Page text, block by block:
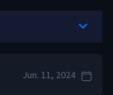
Jun. 11, 2024